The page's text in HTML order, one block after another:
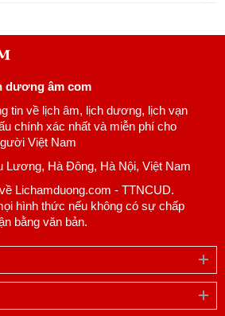
dương âm com
tin về lịch âm, lịch dương, lịch vạn
chính xác nhất và miễn phí cho
Việt Nam
Lương, Hà Đông, Hà Nội, Việt Nam
Lichamduong.com - TTNCUD.
hình thức nếu không có sự chấp
bằng văn bản.